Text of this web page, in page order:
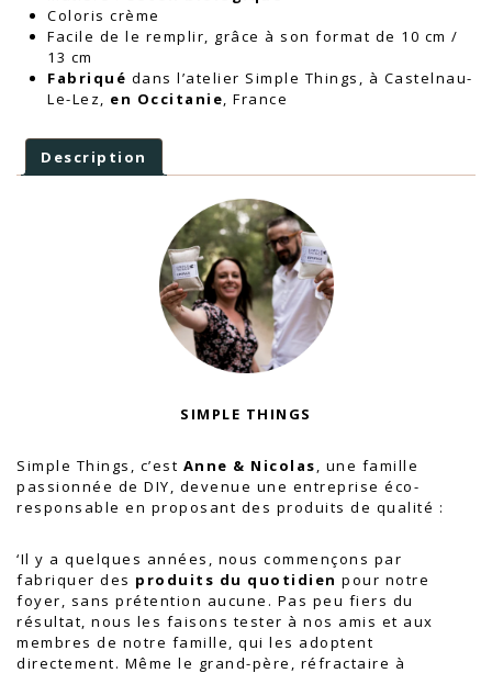
Coloris crème
Facile de le remplir, grâce à son format de 10 cm /
13 cm
Fabriqué dans l’atelier Simple Things, à Castelnau-
Le-Lez, en Occitanie, France
Description
SIMPLE THINGS
Simple Things, c’est Anne & Nicolas, une famille
passionnée de DIY, devenue une entreprise éco-
responsable en proposant des produits de qualité :
‘Il y a quelques années, nous commençons par
fabriquer des produits du quotidien pour notre
foyer, sans prétention aucune. Pas peu fiers du
résultat, nous les faisons tester à nos amis et aux
membres de notre famille, qui les adoptent
directement. Même le grand-père, réfractaire à